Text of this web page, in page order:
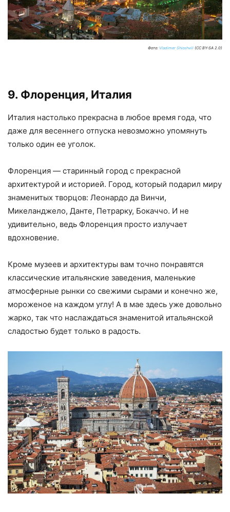
Фото: Vladimer Shioshvili (CC BY-SA 2.0)
9. Флоренция, Италия
Италия настолько прекрасна в любое время года, что
даже для весеннего отпуска невозможно упомянуть
только один ее уголок.
Флоренция — старинный город с прекрасной
архитектурой и историей. Город, который подарил миру
знаменитых творцов: Леонардо да Винчи,
Микеланджело, Данте, Петрарку, Бокаччо. И не
удивительно, ведь Флоренция просто излучает
вдохновение.
Кроме музеев и архитектуры вам точно понравятся
классические итальянские заведения, маленькие
атмосферные рынки со свежими сырами и конечно же,
мороженое на каждом углу! А в мае здесь уже довольно
жарко, так что наслаждаться знаменитой итальянской
сладостью будет только в радость.